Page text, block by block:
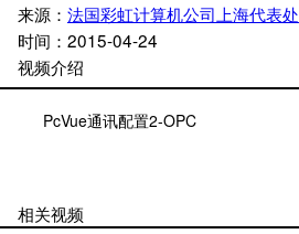
来源： 法国彩虹计算机公司上海代表处
时间： 2015-04-24
视频介绍
PcVue通讯配置2-OPC
相关视频